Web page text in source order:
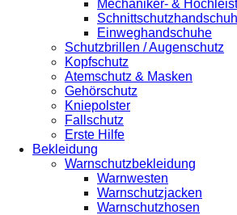
Mechaniker- &
Einweghandschuhe
Schutzbrillen / Augenschutz
Kopfschutz
Atemschutz & Masken
Gehörschutz
Kniepolster
Fallschutz
Erste Hilfe
Bekleidung
Warnschutzbekleidung
Warnwesten
Warnschutzjacken
Warnschutzhosen